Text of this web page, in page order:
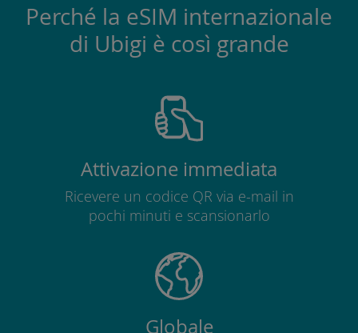
Perché la eSIM internazionale
di Ubigi è così grande
Attivazione immediata
Ricevere un codice QR via e-mail in
pochi minuti e scansionarlo
Globale